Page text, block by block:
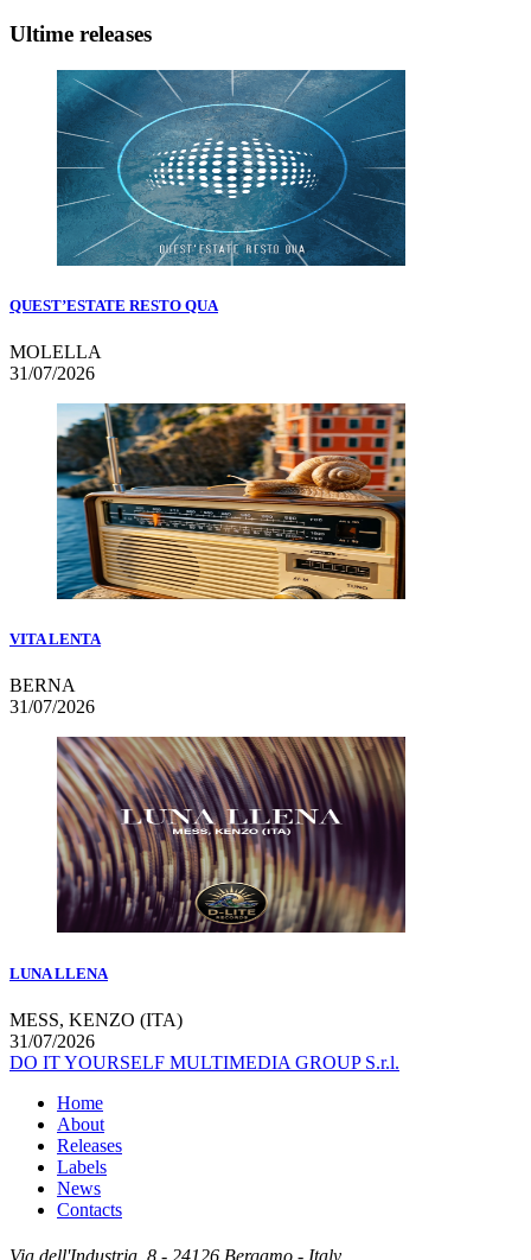
Ultime releases
QUEST’ESTATE RESTO QUA
MOLELLA
31/07/2026
VITA LENTA
BERNA
31/07/2026
LUNA LLENA
MESS, KENZO (ITA)
31/07/2026
DO IT YOURSELF MULTIMEDIA GROUP S.r.l.
Home
About
Releases
Labels
News
Contacts
Via dell'Industria, 8 - 24126 Bergamo - Italy